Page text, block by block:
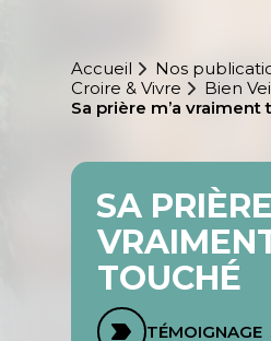
Accueil
Nos
Croire & Vivre
Bien
Sa prière m’a vraiment
SA
TOUCHÉ
TÉMOIGNAGE